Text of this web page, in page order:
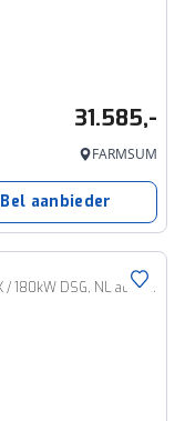
31.585,-
FARMSUM
Bel aanbieder
SEAT 1.4 TSI e-Hybrid PHEV FR Business 245PK / 180kW DSG, NL auto door ons geleverd 1e eigenaar, 20" 'Supreme Cosmo Grey' LMV, 360 graden rondomzichtcamera (area view), panoramadak, elektrische achterklep met sensorsturing, winterpakket (verwarmbare stoelen), dodehoekdetectie (side assist), Apple Carplay & Android Auto, elektrisch verstel-, verwarm- en inklapbare buitenspiegels, draadloze telefoonlader etc.